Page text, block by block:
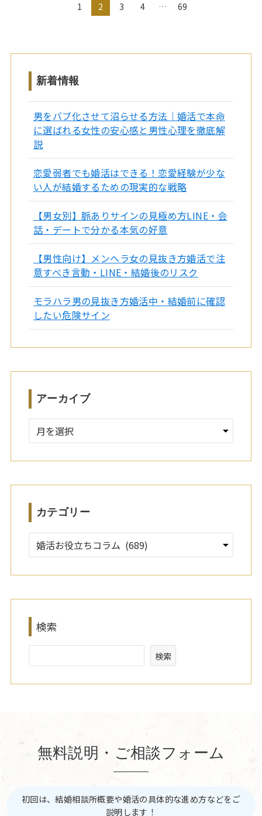
1 2 3 4 … 69
新着情報
男をバブ化させて沼らせる方法｜婚活で本命
に選ばれる女性の安心感と男性心理を徹底解
説
恋愛弱者でも婚活はできる！恋愛経験が少な
い人が結婚するための現実的な戦略
【男女別】脈ありサインの見極め方LINE・会
話・デートで分かる本気の好意
【男性向け】メンヘラ女の見抜き方婚活で注
意すべき言動・LINE・結婚後のリスク
モラハラ男の見抜き方婚活中・結婚前に確認
したい危険サイン
アーカイブ
ー
ブ
カテゴリー
検索
検索
無料説明・ご相談フォーム
初回は、結婚相談所概要や婚活の具体的な進め方などをご
説明します！